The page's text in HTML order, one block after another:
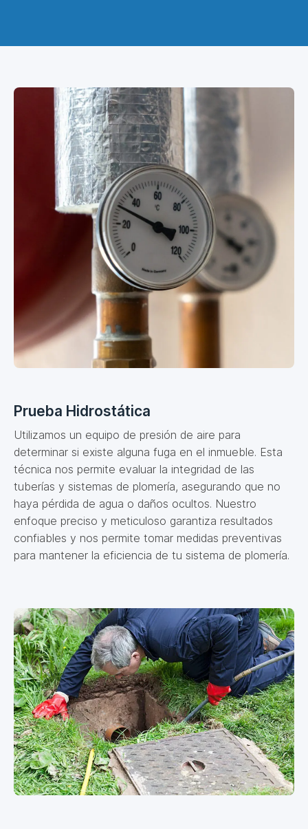
Prueba Hidrostática
Utilizamos un equipo de presión de aire para
determinar si existe alguna fuga en el inmueble. Esta
técnica nos permite evaluar la integridad de las
tuberías y sistemas de plomería, asegurando que no
haya pérdida de agua o daños ocultos. Nuestro
enfoque preciso y meticuloso garantiza resultados
confiables y nos permite tomar medidas preventivas
para mantener la eficiencia de tu sistema de plomería.